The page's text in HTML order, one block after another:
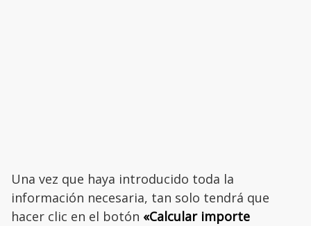
Una vez que haya introducido toda la
información necesaria, tan solo tendrá que
hacer clic en el botón «Calcular importe